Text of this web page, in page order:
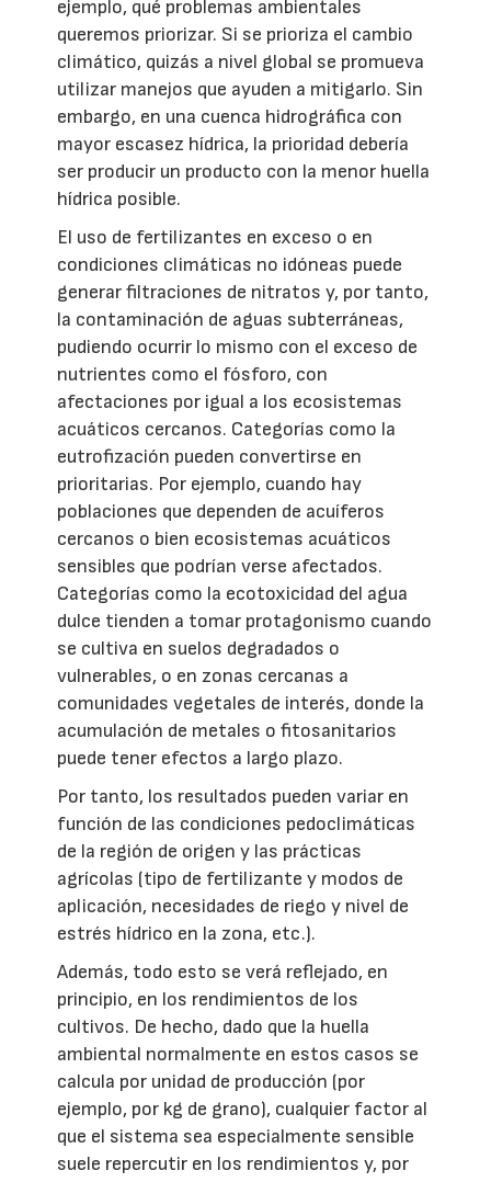
ejemplo, qué problemas ambientales
queremos priorizar. Si se prioriza el cambio
climático, quizás a nivel global se promueva
utilizar manejos que ayuden a mitigarlo. Sin
embargo, en una cuenca hidrográfica con
mayor escasez hídrica, la prioridad debería
ser producir un producto con la menor huella
hídrica posible.
El uso de fertilizantes en exceso o en
condiciones climáticas no idóneas puede
generar filtraciones de nitratos y, por tanto,
la contaminación de aguas subterráneas,
pudiendo ocurrir lo mismo con el exceso de
nutrientes como el fósforo, con
afectaciones por igual a los ecosistemas
acuáticos cercanos. Categorías como la
eutrofización pueden convertirse en
prioritarias. Por ejemplo, cuando hay
poblaciones que dependen de acuíferos
cercanos o bien ecosistemas acuáticos
sensibles que podrían verse afectados.
Categorías como la ecotoxicidad del agua
dulce tienden a tomar protagonismo cuando
se cultiva en suelos degradados o
vulnerables, o en zonas cercanas a
comunidades vegetales de interés, donde la
acumulación de metales o fitosanitarios
puede tener efectos a largo plazo.
Por tanto, los resultados pueden variar en
función de las condiciones pedoclimáticas
de la región de origen y las prácticas
agrícolas (tipo de fertilizante y modos de
aplicación, necesidades de riego y nivel de
estrés hídrico en la zona, etc.).
Además, todo esto se verá reflejado, en
principio, en los rendimientos de los
cultivos. De hecho, dado que la huella
ambiental normalmente en estos casos se
calcula por unidad de producción (por
ejemplo, por kg de grano), cualquier factor al
que el sistema sea especialmente sensible
suele repercutir en los rendimientos y, por